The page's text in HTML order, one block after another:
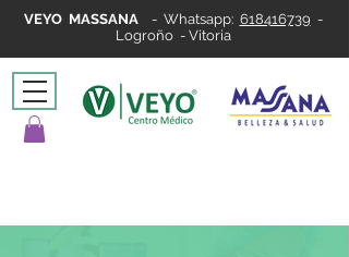
VEYO MASSANA- Whatsapp: 618416739 -
Logroño - Vitoria